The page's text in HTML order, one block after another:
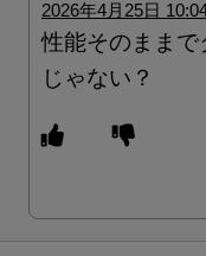
2026年4月25日
性能そのままで
じゃない？